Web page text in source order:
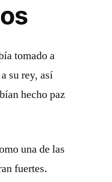
tomado a
su rey, así
hecho paz
una de las
fuertes.